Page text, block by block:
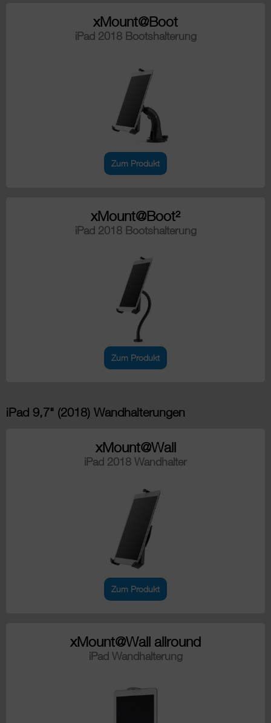
xMount@Boot
iPad 2018 Bootshalterung
Zum Produkt
xMount@Boot²
iPad 2018 Bootshalterung
Zum Produkt
iPad 9,7" (2018) Wandhalterungen
xMount@Wall
iPad 2018 Wandhalter
Zum Produkt
xMount@Wall allround
iPad Wandhalterung